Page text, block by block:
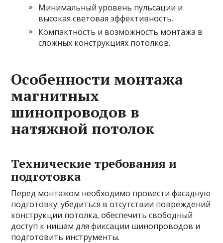
Минимальный уровень пульсации и
высокая световая эффективность.
Компактность и возможность монтажа в
сложных конструкциях потолков.
Особенности монтажа
магнитных
шинопроводов в
натяжной потолок
Технические требования и
подготовка
Перед монтажом необходимо провести фасадную
подготовку: убедиться в отсутствии повреждений
конструкции потолка, обеспечить свободный
доступ к нишам для фиксации шинопроводов и
подготовить инструменты.